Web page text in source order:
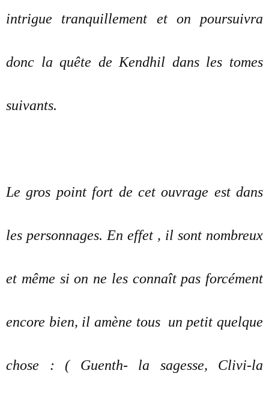
intrigue tranquillement et on poursuivra
donc la quête de Kendhil dans les tomes
suivants.
Le gros point fort de cet ouvrage est dans
les personnages. En effet , il sont nombreux
et même si on ne les connaît pas forcément
encore bien, il amène tous un petit quelque
chose : ( Guenth- la sagesse, Clivi-la